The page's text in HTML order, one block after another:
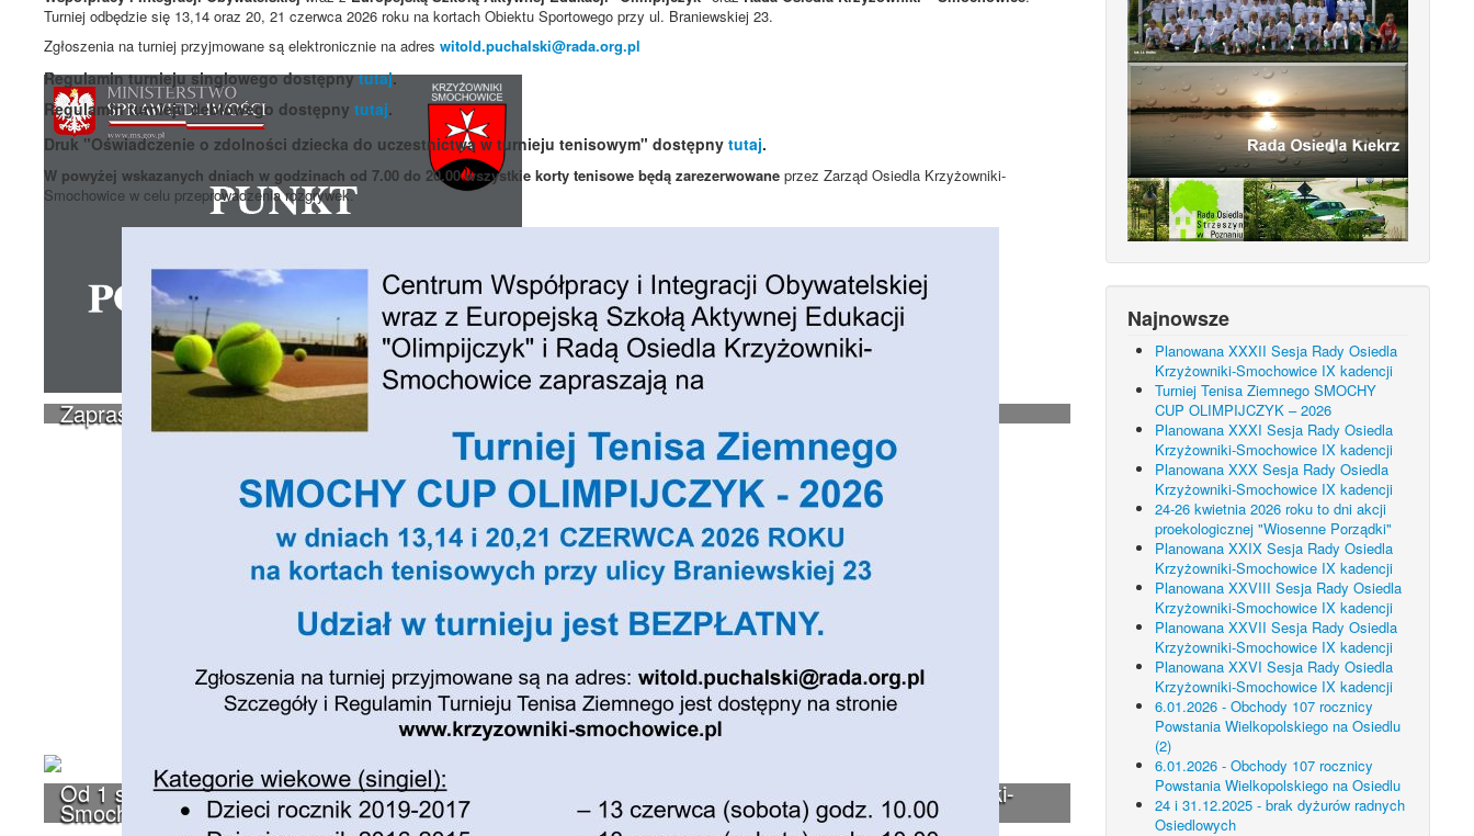
Zapraszamy do skorzystania z Punktu Nieodpłatnej Pomocy Prawnej.
Od 1 stycznia 2023 roku zmiany w funkcjonowaniu linii autobusowych kursujących na Krzyżowniki-
Smochowice
Turniej odbędzie się 13,14 oraz 20, 21 czerwca 2026 roku na kortach Obiektu Sportowego przy ul. Braniewskiej 23.
Zgłoszenia na turniej przyjmowane są elektronicznie na adres witold.puchalski@rada.org.pl
Regulamin turnieju singlowego dostępnytutaj.
Regulamin turnieju deblowego dostępny tutaj.
Druk "Oświadczenie o zdolności dziecka do uczestnictwa w turnieju tenisowym" dostępny tutaj.
W powyżej wskazanych dniach w godzinach od 7.00 do 20.00 wszystkie korty tenisowe będą zarezerwowane przez Zarząd Osiedla Krzyżowniki-
Smochowice w celu przeprowadzenia rozgrywek.
Najnowsze
Planowana XXXII Sesja Rady Osiedla
Krzyżowniki-Smochowice IX kadencji
Turniej Tenisa Ziemnego SMOCHY
CUP OLIMPIJCZYK – 2026
Planowana XXXI Sesja Rady Osiedla
Krzyżowniki-Smochowice IX kadencji
Planowana XXX Sesja Rady Osiedla
Krzyżowniki-Smochowice IX kadencji
24-26 kwietnia 2026 roku to dni akcji
proekologicznej "Wiosenne Porządki"
Planowana XXIX Sesja Rady Osiedla
Krzyżowniki-Smochowice IX kadencji
Planowana XXVIII Sesja Rady Osiedla
Krzyżowniki-Smochowice IX kadencji
Planowana XXVII Sesja Rady Osiedla
Krzyżowniki-Smochowice IX kadencji
Planowana XXVI Sesja Rady Osiedla
Krzyżowniki-Smochowice IX kadencji
6.01.2026 - Obchody 107 rocznicy
Powstania Wielkopolskiego na Osiedlu
(2)
6.01.2026 - Obchody 107 rocznicy
Powstania Wielkopolskiego na Osiedlu
24 i 31.12.2025 - brak dyżurów radnych
Osiedlowych